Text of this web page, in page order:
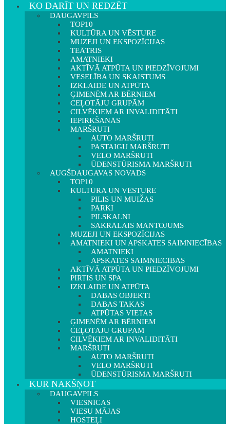
KO DARĪT UN REDZĒT
DAUGAVPILS
TOP10
KULTŪRA UN VĒSTURE
MUZEJI UN EKSPOZĪCIJAS
TEĀTRIS
AMATNIEKI
AKTĪVĀ ATPŪTA UN PIEDZĪVOJUMI
VESELĪBA UN SKAISTUMS
IZKLAIDE UN ATPŪTA
ĢIMENĒM AR BĒRNIEM
CEĻOTĀJU GRUPĀM
CILVĒKIEM AR INVALIDITĀTI
IEPIRKŠANĀS
MARŠRUTI
AUTO MARŠRUTI
PASTAIGU MARŠRUTI
VELO MARŠRUTI
ŪDENSTŪRISMA MARŠRUTI
AUGŠDAUGAVAS NOVADS
TOP10
KULTŪRA UN VĒSTURE
PILIS UN MUIŽAS
PARKI
PILSKALNI
SAKRĀLAIS MANTOJUMS
MUZEJI UN EKSPOZĪCIJAS
AMATNIEKI UN APSKATES SAIMNIECĪBAS
AMATNIEKI
APSKATES SAIMNIECĪBAS
AKTĪVĀ ATPŪTA UN PIEDZĪVOJUMI
PIRTIS UN SPA
IZKLAIDE UN ATPŪTA
DABAS OBJEKTI
DABAS TAKAS
ATPŪTAS VIETAS
ĢIMENĒM AR BĒRNIEM
CEĻOTĀJU GRUPĀM
CILVĒKIEM AR INVALIDITĀTI
MARŠRUTI
AUTO MARŠRUTI
VELO MARŠRUTI
ŪDENSTŪRISMA MARŠRUTI
KUR NAKŠŅOT
DAUGAVPILS
VIESNĪCAS
VIESU MĀJAS
HOSTEĻI